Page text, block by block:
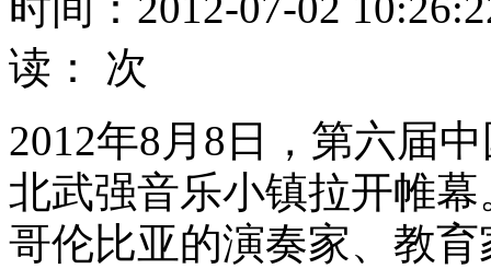
读： 次
2012年8月8日，第六届
北武强音乐小镇拉开帷
哥伦比亚的演奏家、教